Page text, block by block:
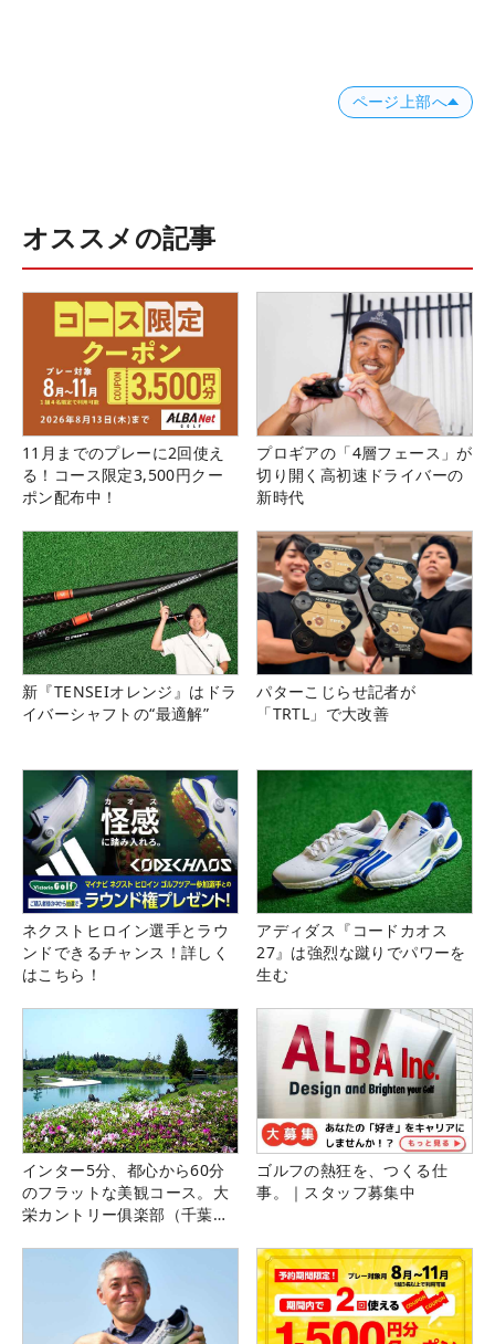
ページ上部へ
オススメの記事
11月までのプレーに2回使え
る！コース限定3,500円クー
ポン配布中！
プロギアの「4層フェース」が
切り開く高初速ドライバーの
新時代
新『TENSEIオレンジ』はドラ
イバーシャフトの“最適解”
パターこじらせ記者が
「TRTL」で大改善
ネクストヒロイン選手とラウ
ンドできるチャンス！詳しく
はこちら！
アディダス『コードカオス
27』は強烈な蹴りでパワーを
生む
インター5分、都心から60分
のフラットな美観コース。大
栄カントリー俱楽部（千葉
ゴルフの熱狂を、つくる仕
事。｜スタッフ募集中